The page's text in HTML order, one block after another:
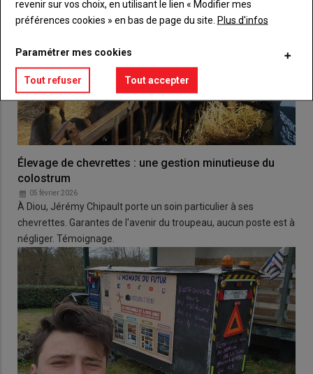
Élevage de chevrettes : une gestion minutieuse du
colostrum
05 février 2026
À Diou, Jérémy Chipault porte un soin particulier à ses
chevrettes. Garantes de l'avenir du troupeau, aucun poste est à
négliger. Témoignage.
revenir sur vos choix, en utilisant le lien « Modifier mes
préférences cookies » en bas de page du site. Plus d'infos
Paramétrer mes cookies
Tout refuser Tout accepter